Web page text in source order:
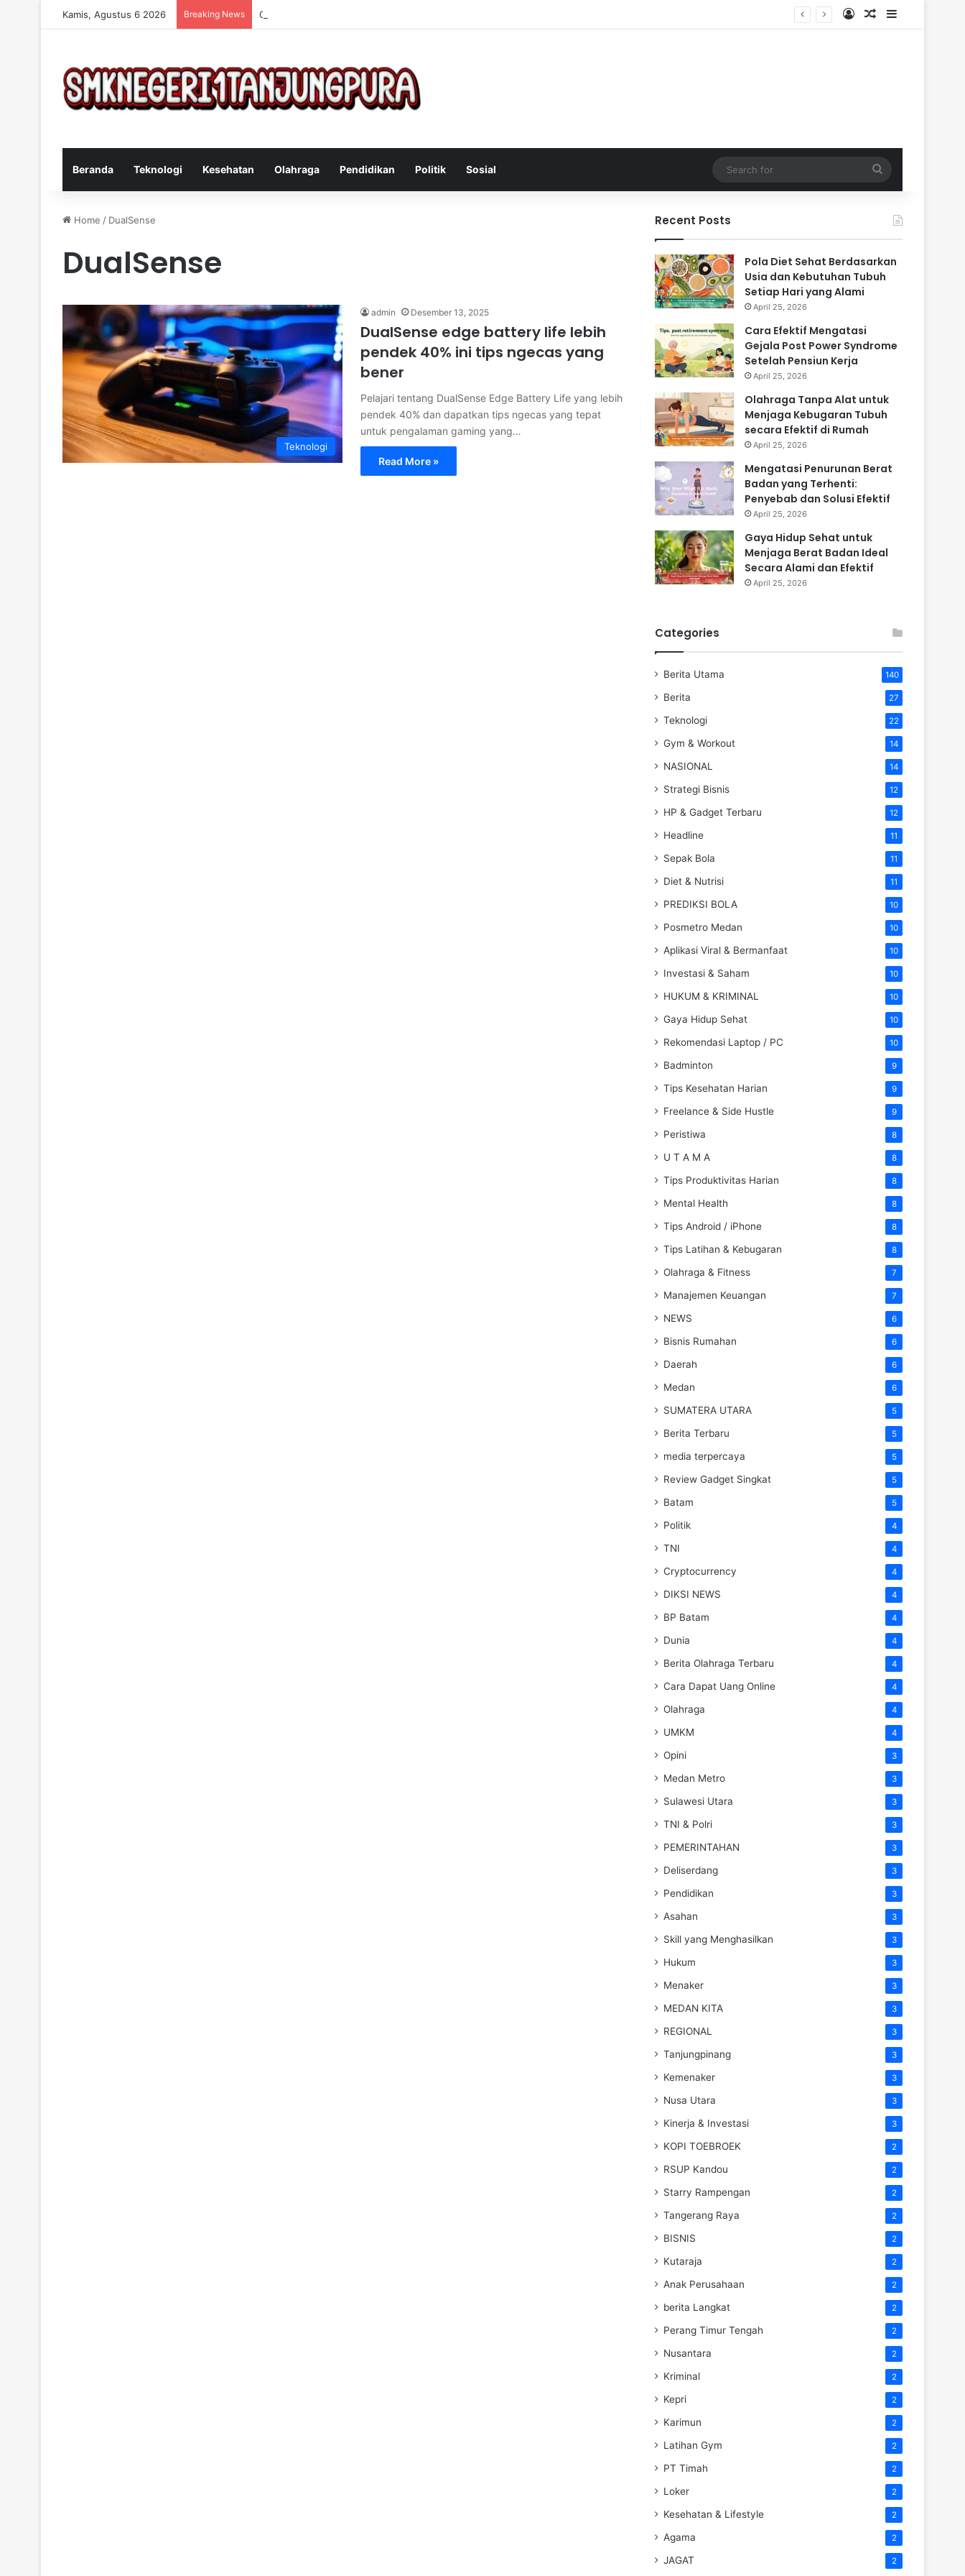
Kamis, Agustus 6 2026 Breaking News Cara Efektif Mengatasi Gejala Post Power Syndrome Setelah Pensiun Kerja Log InRandom Article
Sidebar
Beranda Teknologi Kesehatan Olahraga Pendidikan Politik Sosial
for
Home / DualSense
DualSense
Teknologi
admin Desember 13, 2025
DualSense edge battery life lebih
pendek 40% ini tips ngecas yang
bener
Pelajari tentang DualSense Edge Battery Life yang lebih
pendek 40% dan dapatkan tips ngecas yang tepat
untuk pengalaman gaming yang…
Read More »
Recent Posts
Pola Diet Sehat Berdasarkan
Usia dan Kebutuhan Tubuh
Setiap Hari yang Alami
April 25, 2026
Cara Efektif Mengatasi
Gejala Post Power Syndrome
Setelah Pensiun Kerja
April 25, 2026
Olahraga Tanpa Alat untuk
Menjaga Kebugaran Tubuh
secara Efektif di Rumah
April 25, 2026
Mengatasi Penurunan Berat
Badan yang Terhenti:
Penyebab dan Solusi Efektif
April 25, 2026
Gaya Hidup Sehat untuk
Menjaga Berat Badan Ideal
Secara Alami dan Efektif
April 25, 2026
Categories
Berita Utama 140
Berita 27
Teknologi 22
Gym & Workout 14
NASIONAL 14
Strategi Bisnis 12
HP & Gadget Terbaru 12
Headline 11
Sepak Bola 11
Diet & Nutrisi 11
PREDIKSI BOLA 10
Posmetro Medan 10
Aplikasi Viral & Bermanfaat 10
Investasi & Saham 10
HUKUM & KRIMINAL 10
Gaya Hidup Sehat 10
Rekomendasi Laptop / PC 10
Badminton 9
Tips Kesehatan Harian 9
Freelance & Side Hustle 9
Peristiwa 8
U T A M A 8
Tips Produktivitas Harian 8
Mental Health 8
Tips Android / iPhone 8
Tips Latihan & Kebugaran 8
Olahraga & Fitness 7
Manajemen Keuangan 7
NEWS 6
Bisnis Rumahan 6
Daerah 6
Medan 6
SUMATERA UTARA 5
Berita Terbaru 5
media terpercaya 5
Review Gadget Singkat 5
Batam 5
Politik 4
TNI 4
Cryptocurrency 4
DIKSI NEWS 4
BP Batam 4
Dunia 4
Berita Olahraga Terbaru 4
Cara Dapat Uang Online 4
Olahraga 4
UMKM 4
Opini 3
Medan Metro 3
Sulawesi Utara 3
TNI & Polri 3
PEMERINTAHAN 3
Deliserdang 3
Pendidikan 3
Asahan 3
Skill yang Menghasilkan 3
Hukum 3
Menaker 3
MEDAN KITA 3
REGIONAL 3
Tanjungpinang 3
Kemenaker 3
Nusa Utara 3
Kinerja & Investasi 3
KOPI TOEBROEK 2
RSUP Kandou 2
Starry Rampengan 2
Tangerang Raya 2
BISNIS 2
Kutaraja 2
Anak Perusahaan 2
berita Langkat 2
Perang Timur Tengah 2
Nusantara 2
Kriminal 2
Kepri 2
Karimun 2
Latihan Gym 2
PT Timah 2
Loker 2
Kesehatan & Lifestyle 2
Agama 2
JAGAT 2